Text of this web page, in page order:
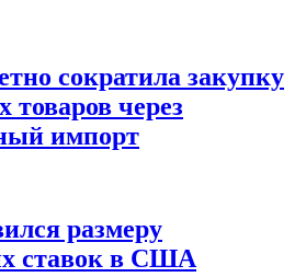
сократила закупку
товаров через
импорт
размеру
ставок в США